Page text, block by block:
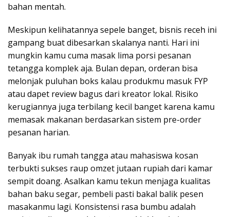
bahan mentah.
Meskipun kelihatannya sepele banget, bisnis receh ini
gampang buat dibesarkan skalanya nanti. Hari ini
mungkin kamu cuma masak lima porsi pesanan
tetangga komplek aja. Bulan depan, orderan bisa
melonjak puluhan boks kalau produkmu masuk FYP
atau dapet review bagus dari kreator lokal. Risiko
kerugiannya juga terbilang kecil banget karena kamu
memasak makanan berdasarkan sistem pre-order
pesanan harian.
Banyak ibu rumah tangga atau mahasiswa kosan
terbukti sukses raup omzet jutaan rupiah dari kamar
sempit doang. Asalkan kamu tekun menjaga kualitas
bahan baku segar, pembeli pasti bakal balik pesen
masakanmu lagi. Konsistensi rasa bumbu adalah